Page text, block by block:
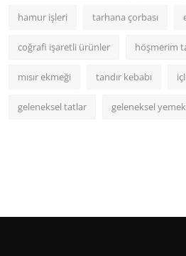
hamur işleri tarhana çorbası
coğrafi işaretli ürünler höşmerim
mısır ekmeği tandır kebabı
geleneksel tatlar geleneksel